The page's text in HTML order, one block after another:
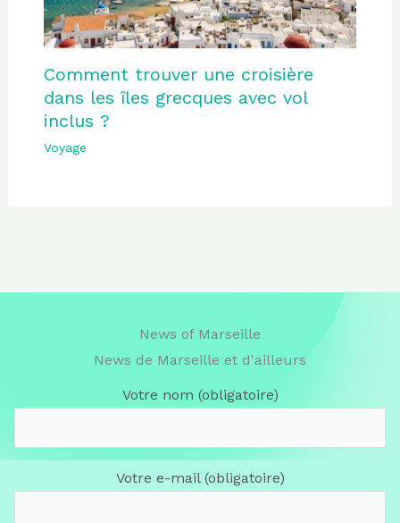
Comment trouver une croisière
dans les îles grecques avec vol
inclus ?
Voyage
News of Marseille
News de Marseille et d'ailleurs
Votre nom (obligatoire)
Votre e-mail (obligatoire)